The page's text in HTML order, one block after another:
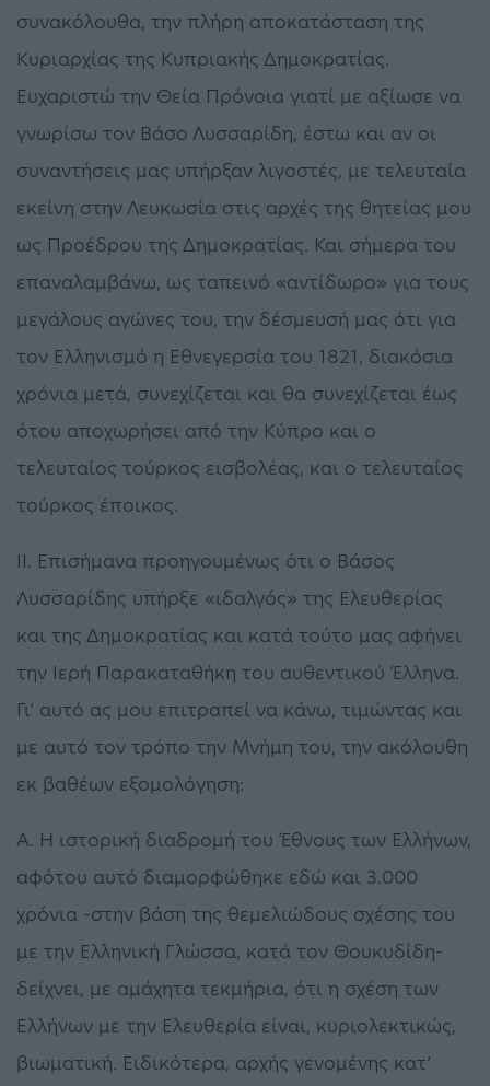
συνακόλουθα, την πλήρη αποκατάσταση της
Κυριαρχίας της Κυπριακής Δημοκρατίας.
Ευχαριστώ την Θεία Πρόνοια γιατί με αξίωσε να
γνωρίσω τον Βάσο Λυσσαρίδη, έστω και αν οι
συναντήσεις μας υπήρξαν λιγοστές, με τελευταία
εκείνη στην Λευκωσία στις αρχές της θητείας μου
ως Προέδρου της Δημοκρατίας. Και σήμερα του
επαναλαμβάνω, ως ταπεινό «αντίδωρο» για τους
μεγάλους αγώνες του, την δέσμευσή μας ότι για
τον Ελληνισμό η Εθνεγερσία του 1821, διακόσια
χρόνια μετά, συνεχίζεται και θα συνεχίζεται έως
ότου αποχωρήσει από την Κύπρο και ο
τελευταίος τούρκος εισβολέας, και ο τελευταίος
τούρκος έποικος.
ΙΙ. Επισήμανα προηγουμένως ότι ο Βάσος
Λυσσαρίδης υπήρξε «ιδαλγός» της Ελευθερίας
και της Δημοκρατίας και κατά τούτο μας αφήνει
την Ιερή Παρακαταθήκη του αυθεντικού Έλληνα.
Γι’ αυτό ας μου επιτραπεί να κάνω, τιμώντας και
με αυτό τον τρόπο την Μνήμη του, την ακόλουθη
εκ βαθέων εξομολόγηση:
Α. Η ιστορική διαδρομή του Έθνους των Ελλήνων,
αφότου αυτό διαμορφώθηκε εδώ και 3.000
χρόνια -στην βάση της θεμελιώδους σχέσης του
με την Ελληνική Γλώσσα, κατά τον Θουκυδίδη-
δείχνει, με αμάχητα τεκμήρια, ότι η σχέση των
Ελλήνων με την Ελευθερία είναι, κυριολεκτικώς,
βιωματική. Ειδικότερα, αρχής γενομένης κατ’